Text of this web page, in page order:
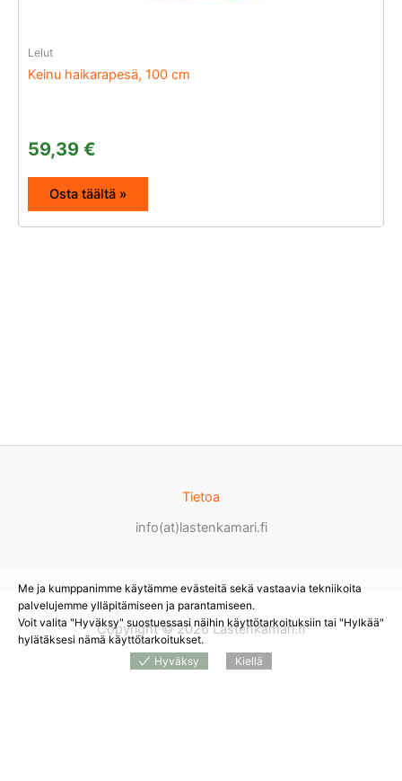
Lelut
Keinu haikarapesä, 100 cm
59,39 €
Osta täältä »
Tietoa
info(at)lastenkamari.fi
Copyright © 2026 Lastenkamari.fi
Me ja kumppanimme käytämme evästeitä sekä vastaavia tekniikoita
palvelujemme ylläpitämiseen ja parantamiseen.
Voit valita "Hyväksy" suostuessasi näihin käyttötarkoituksiin tai "Hylkää"
hylätäksesi nämä käyttötarkoitukset.
Hyväksy
Kiellä